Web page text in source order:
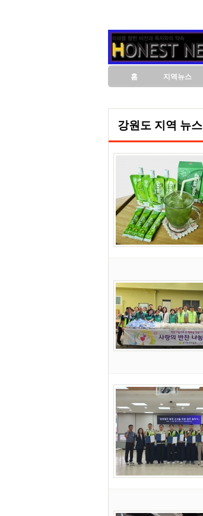
홈 지역뉴스
강원도 지역 뉴스